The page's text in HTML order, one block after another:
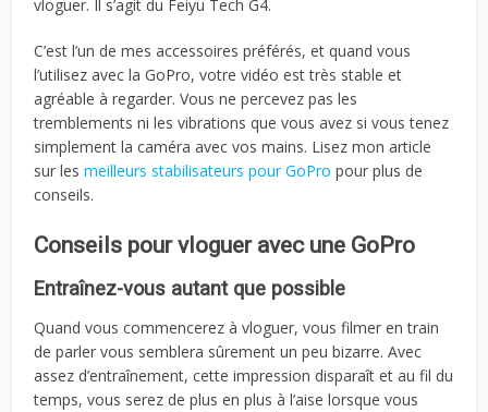
vloguer. Il s’agit du Feiyu Tech G4.
C’est l’un de mes accessoires préférés, et quand vous
l’utilisez avec la GoPro, votre vidéo est très stable et
agréable à regarder. Vous ne percevez pas les
tremblements ni les vibrations que vous avez si vous tenez
simplement la caméra avec vos mains. Lisez mon article
sur lesmeilleurs stabilisateurs pour GoPro pour plus de
conseils.
Conseils pour vloguer avec une GoPro
Entraînez-vous autant que possible
Quand vous commencerez à vloguer, vous filmer en train
de parler vous semblera sûrement un peu bizarre. Avec
assez d’entraînement, cette impression disparaît et au fil du
temps, vous serez de plus en plus à l’aise lorsque vous